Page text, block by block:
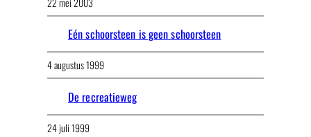
Eén schoorsteen is geen schoorsteen
4 augustus 1999
De recreatieweg
24 juli 1999